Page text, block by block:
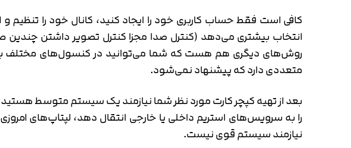
کافی است فقط حساب کاربری خود را ایجاد کنید، کانال خود را
متعددی دارد که پیشنهاد نمی‌شود.
نیازمند سیستم قوی نیست.